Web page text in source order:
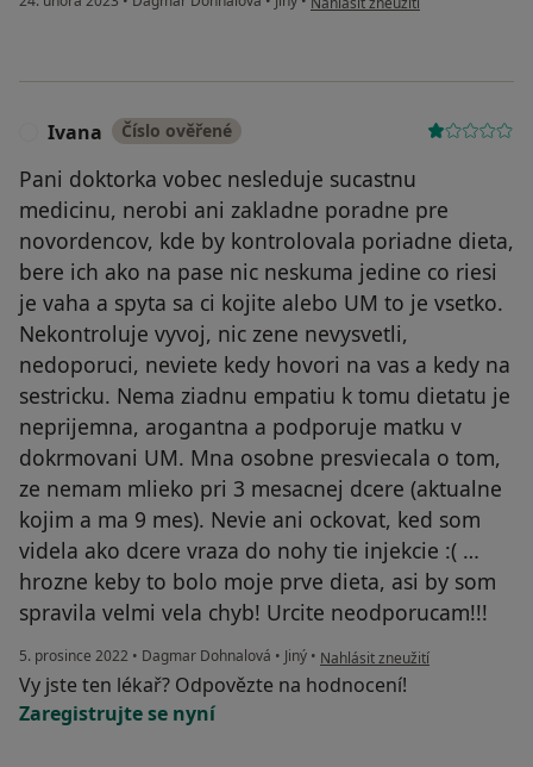
Ivana Číslo ověřené
Pani doktorka vobec nesleduje sucastnu
medicinu, nerobi ani zakladne poradne pre
novordencov, kde by kontrolovala poriadne dieta,
bere ich ako na pase nic neskuma jedine co riesi
je vaha a spyta sa ci kojite alebo UM to je vsetko.
Nekontroluje vyvoj, nic zene nevysvetli,
nedoporuci, neviete kedy hovori na vas a kedy na
sestricku. Nema ziadnu empatiu k tomu dietatu je
neprijemna, arogantna a podporuje matku v
dokrmovani UM. Mna osobne presviecala o tom,
ze nemam mlieko pri 3 mesacnej dcere (aktualne
kojim a ma 9 mes). Nevie ani ockovat, ked som
videla ako dcere vraza do nohy tie injekcie :( …
hrozne keby to bolo moje prve dieta, asi by som
spravila velmi vela chyb! Urcite neodporucam!!!
5. prosince 2022 • Dagmar Dohnalová • Jiný • podle názoru uživatele Ivana
Nahlásit zneužití
Vy jste ten lékař? Odpovězte na hodnocení!
Zaregistrujte se nyní